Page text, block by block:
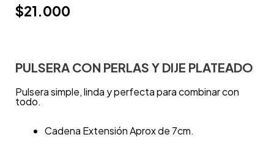
$21.000
PULSERA CON PERLAS Y DIJE PLATEADO
Pulsera simple, linda y perfecta para combinar con
todo.
Cadena Extensión Aprox de 7cm.